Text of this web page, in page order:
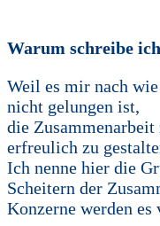
Warum schreibe
Weil es mir nach
nicht gelungen ist,
die
erfreulich zu
Ich nenne hier die
Scheitern der
Konzerne werden es